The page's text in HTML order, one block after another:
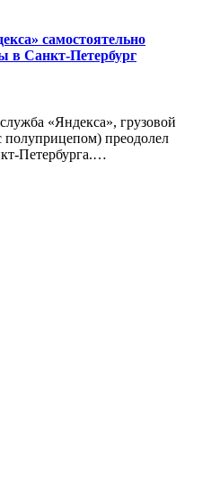
самостоятельно
в Санкт-Петербург
полуприцепом) преодолел
Петербурга.…